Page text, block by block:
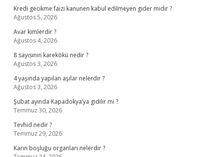
Kredi gecikme faizi kanunen kabul edilmeyen gider midir ?
Ağustos 5, 2026
Avar kimlerdir ?
Ağustos 4, 2026
8 sayısının karekökü nedir ?
Ağustos 3, 2026
4 yaşında yapılan aşılar nelerdir ?
Ağustos 3, 2026
Şubat ayında Kapadokya’ya gidilir mi ?
Temmuz 30, 2026
Tevhid nedir ?
Temmuz 29, 2026
Karın boşluğu organları nelerdir ?